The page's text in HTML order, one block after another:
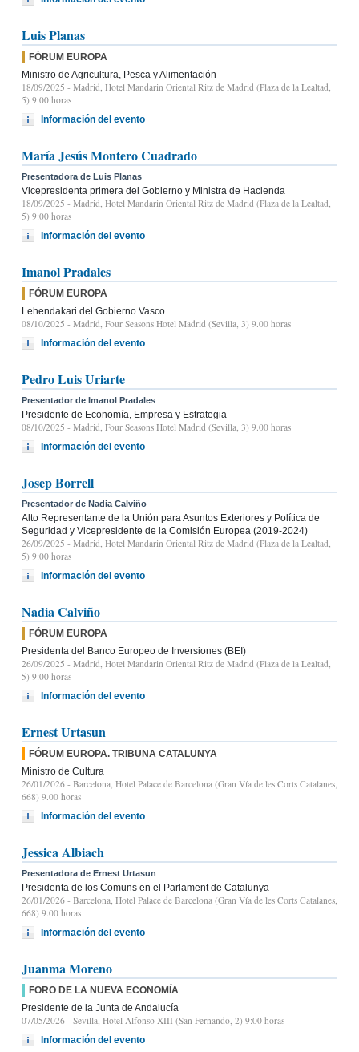
Luis Planas
FÓRUM EUROPA
Ministro de Agricultura, Pesca y Alimentación
18/09/2025 - Madrid, Hotel Mandarin Oriental Ritz de Madrid (Plaza de la Lealtad,
5) 9:00 horas
Información del evento
María Jesús Montero Cuadrado
Presentadora de Luis Planas
Vicepresidenta primera del Gobierno y Ministra de Hacienda
18/09/2025 - Madrid, Hotel Mandarin Oriental Ritz de Madrid (Plaza de la Lealtad,
5) 9:00 horas
Información del evento
Imanol Pradales
FÓRUM EUROPA
Lehendakari del Gobierno Vasco
08/10/2025 - Madrid, Four Seasons Hotel Madrid (Sevilla, 3) 9.00 horas
Información del evento
Pedro Luis Uriarte
Presentador de Imanol Pradales
Presidente de Economía, Empresa y Estrategia
08/10/2025 - Madrid, Four Seasons Hotel Madrid (Sevilla, 3) 9.00 horas
Información del evento
Josep Borrell
Presentador de Nadia Calviño
Alto Representante de la Unión para Asuntos Exteriores y Política de
Seguridad y Vicepresidente de la Comisión Europea (2019-2024)
26/09/2025 - Madrid, Hotel Mandarin Oriental Ritz de Madrid (Plaza de la Lealtad,
5) 9:00 horas
Información del evento
Nadia Calviño
FÓRUM EUROPA
Presidenta del Banco Europeo de Inversiones (BEI)
26/09/2025 - Madrid, Hotel Mandarin Oriental Ritz de Madrid (Plaza de la Lealtad,
5) 9:00 horas
Información del evento
Ernest Urtasun
FÓRUM EUROPA. TRIBUNA CATALUNYA
Ministro de Cultura
26/01/2026 - Barcelona, Hotel Palace de Barcelona (Gran Vía de les Corts Catalanes,
668) 9.00 horas
Información del evento
Jessica Albiach
Presentadora de Ernest Urtasun
Presidenta de los Comuns en el Parlament de Catalunya
26/01/2026 - Barcelona, Hotel Palace de Barcelona (Gran Vía de les Corts Catalanes,
668) 9.00 horas
Información del evento
Juanma Moreno
FORO DE LA NUEVA ECONOMÍA
Presidente de la Junta de Andalucía
07/05/2026 - Sevilla, Hotel Alfonso XIII (San Fernando, 2) 9:00 horas
Información del evento